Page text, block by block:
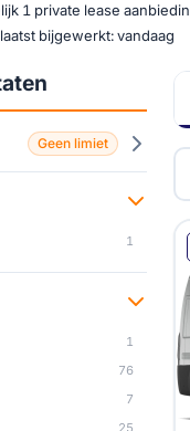
1 private lease
bijgewerkt:vandaag
Geen limiet
1
1
76
7
25